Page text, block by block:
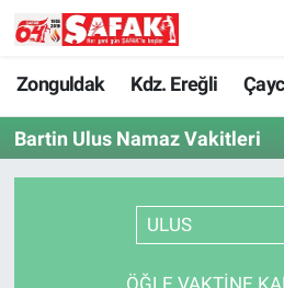
Zonguldak Kdz. Ereğli
Bartin Ulus Namaz Vakitleri
ULUS
ÖĞLE VAKTINE
Zonguldak
Kdz. Ereğli
Zonguldak Nöbetçi
Zonguldak Hava Durumu
Zonguldak Trafik